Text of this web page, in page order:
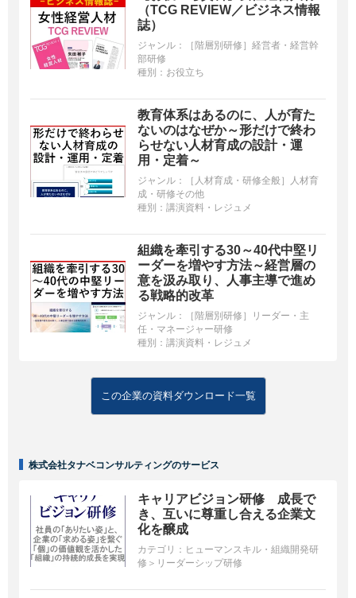
（TCG REVIEW／ビジネス情報
誌）
ジャンル：
［階層別研修］経営者・経営幹
部研修
種別： お役立ち
教育体系はあるのに、人が育た
ないのはなぜか～形だけで終わ
らせない人材育成の設計・運
用・定着～
ジャンル：
［人材育成・研修全般］人材育
成・研修その他
種別： 講演資料・レジュメ
組織を牽引する30～40代中堅リ
ーダーを増やす方法～経営層の
意を汲み取り、人事主導で進め
る戦略的改革
ジャンル：
［階層別研修］リーダー・主
任・マネージャー研修
種別： 講演資料・レジュメ
この企業の資料ダウンロード一覧
株式会社タナベコンサルティングのサービス
キャリアビジョン研修 成長で
き、互いに尊重し合える企業文
化を醸成
カテゴリ： ヒューマンスキル・組織開発研
修＞リーダーシップ研修